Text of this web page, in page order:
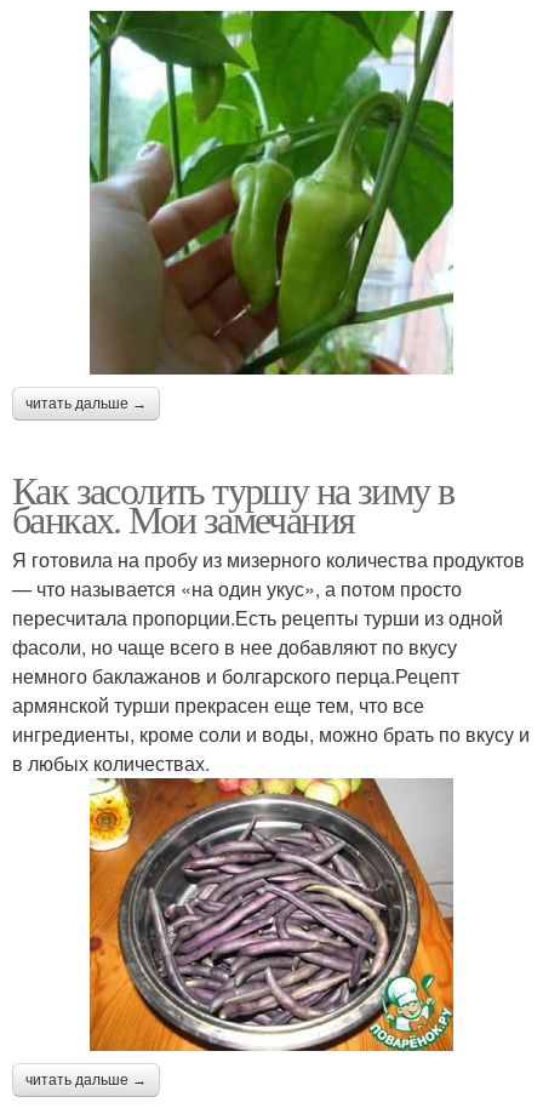
читать дальше →
Как засолить туршу на зиму в
банках. Мои замечания
Я готовила на пробу из мизерного количества продуктов
— что называется «на один укус», а потом просто
пересчитала пропорции.Есть рецепты турши из одной
фасоли, но чаще всего в нее добавляют по вкусу
немного баклажанов и болгарского перца.Рецепт
армянской турши прекрасен еще тем, что все
ингредиенты, кроме соли и воды, можно брать по вкусу и
в любых количествах.
читать дальше →